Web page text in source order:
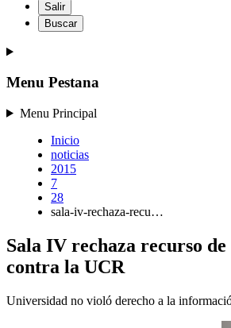
Salir
Buscar
Menu Pestana
Menu Principal
Inicio
noticias
2015
7
28
sala-iv-rechaza-recu…
Sala IV rechaza recurso
contra la UCR
Universidad no violó derecho a la